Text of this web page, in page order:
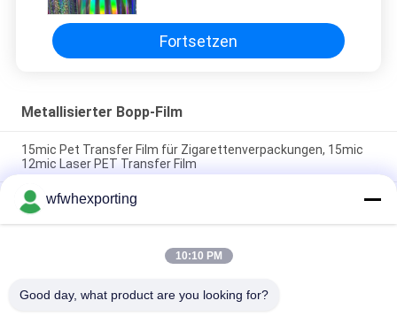
Fortsetzen
Metallisierter Bopp-Film
15mic Pet Transfer Film für Zigarettenverpackungen, 15mic
12mic Laser PET Transfer Film
15mic 17mic 18mic BOPP Plastikrolle Laser-Holographische
Film mit Primer-Beschichtung
Die 15-Mikron-lasergetriebene, silberne PET-Transferfolie wird
zur Bekämpfung der Fälschung und zu dekorativen Zwecken
wfwhexporting
10:10 PM
Good day, what product are you looking for?